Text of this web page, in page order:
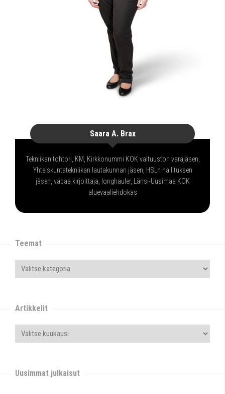
Saara A. Brax
Tekniikan tohtori, KM, Kirkkonummi KOK valtuuston varajäsen,
Yhteiskuntatekniikan lautakunnan jäsen, HSLn hallituksen
jäsen, vapaa kirjoittaja, longhauler, Länsi-Uusimaa KOK
aluevaaliehdokas
Teemat
Artikkelit
Uusimmat julkaisut